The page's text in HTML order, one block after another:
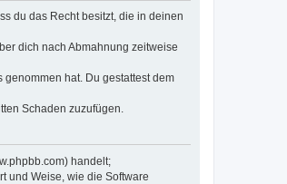
du das Recht besitzt, die in deinen
dich nach Abmahnung zeitweise
hat. Du gestattest dem
Schaden zuzufügen.
handelt;
und Weise, wie die Software